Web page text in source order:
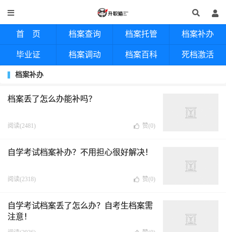
首 页 档案查询 档案托管 档案补办
毕业证 档案调动 档案百科 死档激活
档案补办
档案丢了怎么办能补吗？
阅读(2481) 赞(0)
自学考试档案补办？不用担心很好解决！
阅读(2318) 赞(0)
自学考试档案丢了怎么办？自考生档案需
注意！